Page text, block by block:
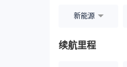
新能源
续航里程